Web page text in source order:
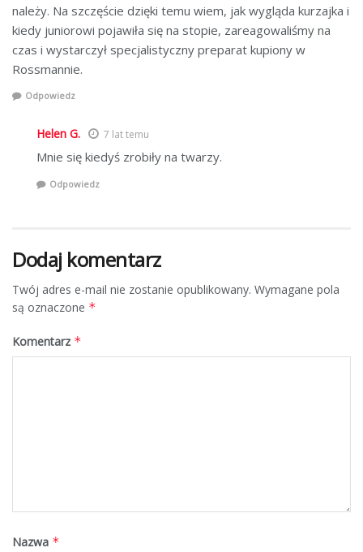
należy. Na szczęście dzięki temu wiem, jak wygląda kurzajka i
kiedy juniorowi pojawiła się na stopie, zareagowaliśmy na
czas i wystarczył specjalistyczny preparat kupiony w
Rossmannie.
Odpowiedz
Helen G. 7 lat temu
Mnie się kiedyś zrobiły na twarzy.
Odpowiedz
Dodaj komentarz
Twój adres e-mail nie zostanie opublikowany. Wymagane pola
są oznaczone *
Komentarz *
Nazwa *